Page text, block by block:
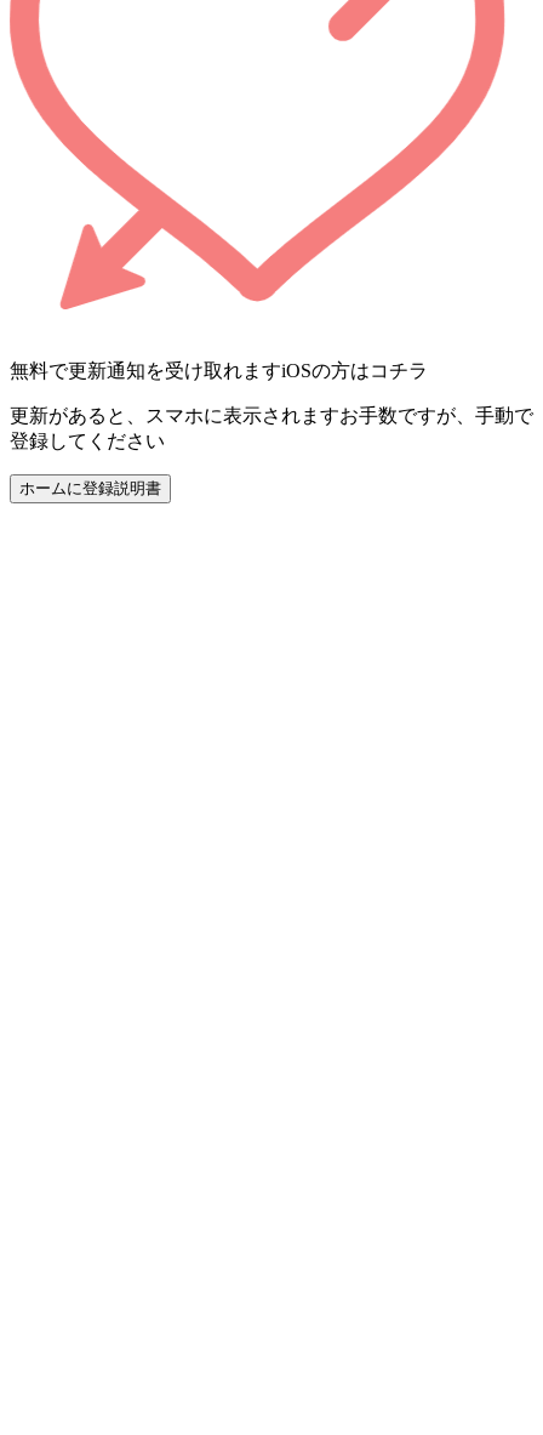
無料で更新通知を受け取れますiOSの方はコチラ
更新があると、スマホに表示されますお手数ですが、手動で
登録してください
ホームに登録説明書